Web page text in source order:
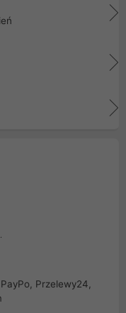
Przelewy24,